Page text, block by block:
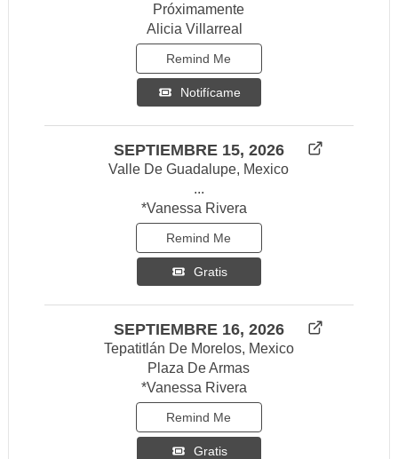
Próximamente
Alicia Villarreal
Remind Me
Notifícame
SEPTIEMBRE 15, 2026
Valle De Guadalupe, Mexico
...
*Vanessa Rivera
Remind Me
Gratis
SEPTIEMBRE 16, 2026
Tepatitlán De Morelos, Mexico
Plaza De Armas
*Vanessa Rivera
Remind Me
Gratis